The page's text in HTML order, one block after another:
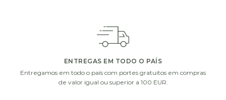
ENTREGAS EM TODO O PAÍS
Entregamos em todo o país com portes gratuitos em compras
de valor igual ou superior a 100 EUR.